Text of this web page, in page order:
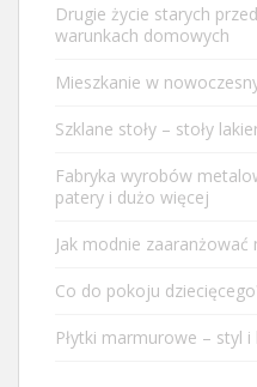
Drugie życie starych
warunkach domowych
Mieszkanie w
Szklane stoły – stoły
Fabryka wyrobów
patery i dużo więcej
Jak modnie zaaranżować
Co do pokoju
Płytki marmurowe – styl i